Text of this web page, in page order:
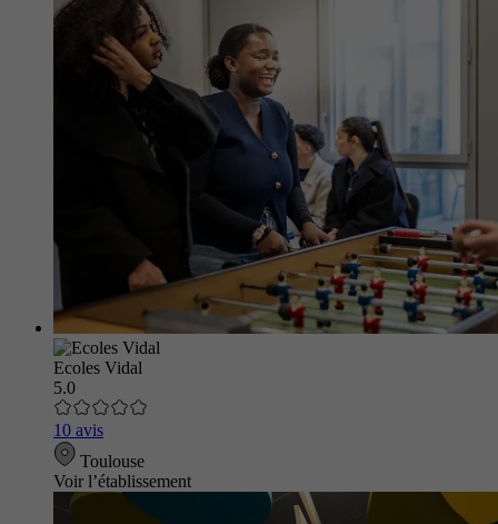
Ecoles Vidal
5.0
10 avis
Toulouse
Voir l’établissement